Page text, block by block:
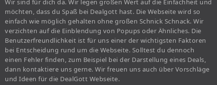
Wir sind für dich da. Wir legen großen Wert auf die Einfachheit und
möchten, dass du Spaß bei Dealgott hast. Die Webseite wird so
einfach wie möglich gehalten ohne großen Schnick Schnack. Wir
verzichten auf die Einblendung von Popups oder Ähnliches. Die
Benutzerfreundlichkeit ist für uns einer der wichtigsten Faktoren
bei Entscheidung rund um die Webseite. Solltest du dennoch
einen Fehler finden, zum Beispiel bei der Darstellung eines Deals,
dann kontaktiere uns gerne. Wir freuen uns auch über Vorschläge
und Ideen für die DealGott Webseite.